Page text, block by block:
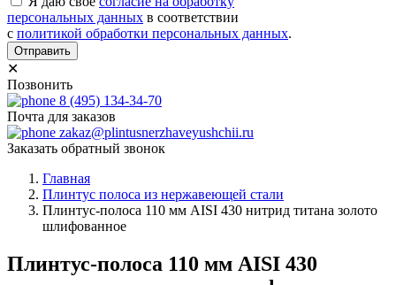
персональных данных в соответствии
с политикой обработки персональных данных.
Отправить
✕
Позвонить
8 (495) 134-34-70
Почта для заказов
zakaz@plintusnerzhaveyushchii.ru
Заказать обратный звонок
Главная
Плинтус полоса из нержавеющей стали
Плинтус-полоса 110 мм AISI 430 нитрид титана золото
шлифованное
Плинтус-полоса 110 мм AISI 430